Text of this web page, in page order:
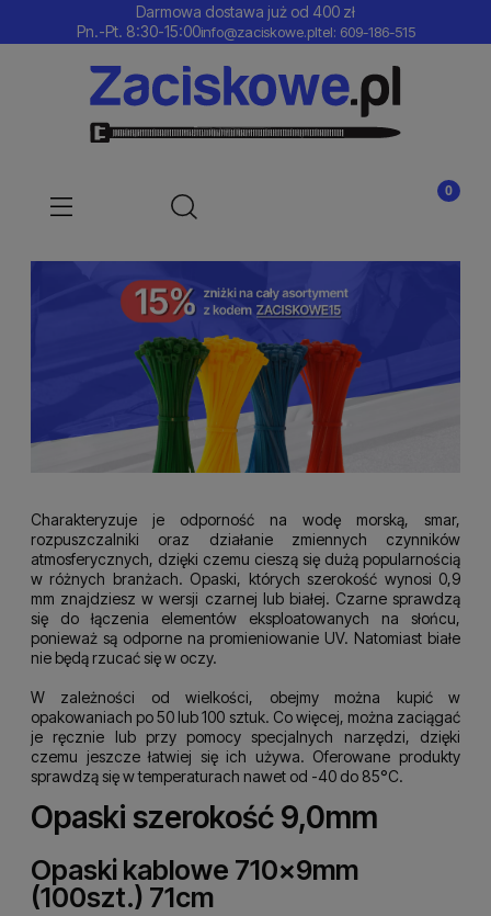
Darmowa dostawa już od 400 zł
Pn.-Pt. 8:30-15:00info@zaciskowe.pltel: 609-186-515
Charakteryzuje je odporność na wodę morską, smar,
rozpuszczalniki oraz działanie zmiennych czynników
atmosferycznych, dzięki czemu cieszą się dużą popularnością
w różnych branżach. Opaski, których szerokość wynosi 0,9
mm znajdziesz w wersji czarnej lub białej. Czarne sprawdzą
się do łączenia elementów eksploatowanych na słońcu,
ponieważ są odporne na promieniowanie UV. Natomiast białe
nie będą rzucać się w oczy.
W zależności od wielkości, obejmy można kupić w
opakowaniach po 50 lub 100 sztuk. Co więcej, można zaciągać
je ręcznie lub przy pomocy specjalnych narzędzi, dzięki
czemu jeszcze łatwiej się ich używa. Oferowane produkty
sprawdzą się w temperaturach nawet od -40 do 85°C.
Opaski szerokość 9,0mm
Opaski kablowe 710x9mm
(100szt.) 71cm